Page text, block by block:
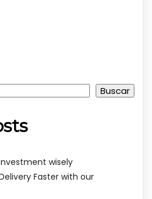
Buscar
wisely
Faster with our